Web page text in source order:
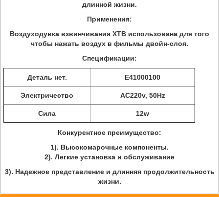
длинной жизни.
Применения:
Воздуходувка взвинчивания XTB использована для того
чтобы нажать воздух в фильмы двойн-слоя.
Спецификации:
Деталь нет. E41000100
Электричество AC220v, 50Hz
Сила 12w
Конкурентное преимущество:
1). Высокомарочные компоненты.
2). Легкие установка и обслуживание
3). Надежное представление и длинняя продолжительность
жизни.